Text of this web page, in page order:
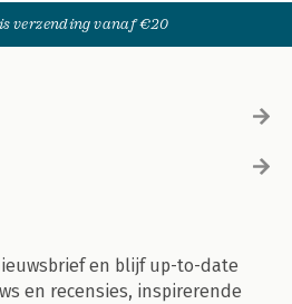
verzending vanaf €20
en blijf up-to-date
en recensies, inspirerende